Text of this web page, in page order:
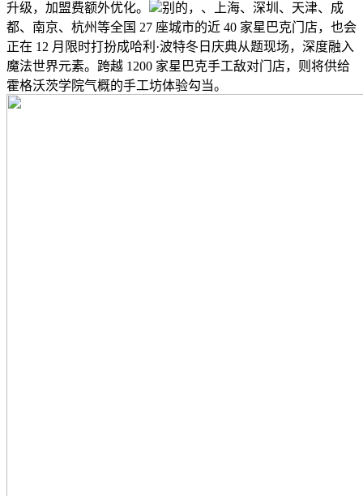
升级，加盟费额外优化。
别的，、上海、深圳、天津、成
都、南京、杭州等全国 27 座城市的近 40 家星巴克门店，也会
正在 12 月限时打扮成哈利·波特冬日庆典从题现场，深度融入
魔法世界元素。跨越 1200 家星巴克手工敌对门店，则将供给
霍格沃茨学院气概的手工坊体验勾当。